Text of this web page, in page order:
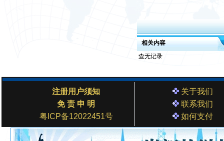
相关内容
查无记录
注册用户须知
免 责 申 明
粤ICP备12022451号
关于我们
联系我们
如何支付